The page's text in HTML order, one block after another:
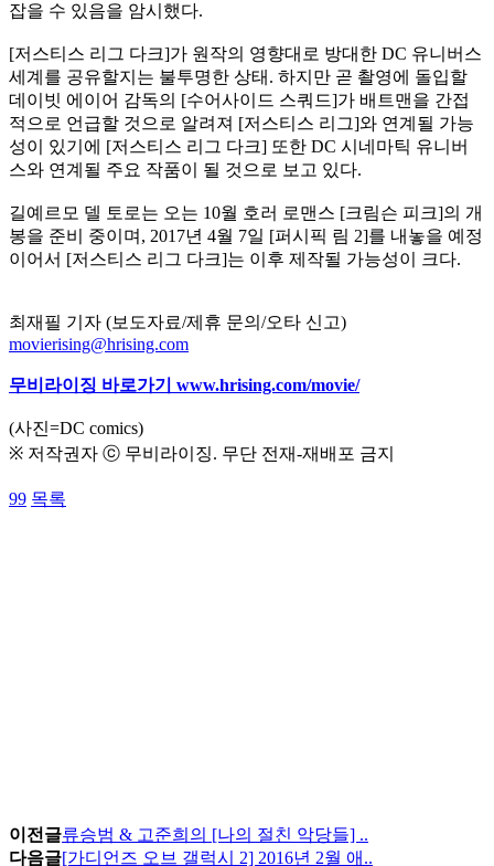
잡을 수 있음을 암시했다.
[저스티스 리그 다크]가 원작의 영향대로 방대한 DC 유니버스
세계를 공유할지는 불투명한 상태. 하지만 곧 촬영에 돌입할
데이빗 에이어 감독의 [수어사이드 스쿼드]가 배트맨을 간접
적으로 언급할 것으로 알려져 [저스티스 리그]와 연계될 가능
성이 있기에 [저스티스 리그 다크] 또한 DC 시네마틱 유니버
스와 연계될 주요 작품이 될 것으로 보고 있다.
길예르모 델 토로는 오는 10월 호러 로맨스 [크림슨 피크]의 개
봉을 준비 중이며, 2017년 4월 7일 [퍼시픽 림 2]를 내놓을 예정
이어서 [저스티스 리그 다크]는 이후 제작될 가능성이 크다.
최재필 기자 (보도자료/제휴 문의/오타 신고)
movierising@hrising.com
무비라이징 바로가기 www.hrising.com/movie/
(사진=DC comics)
※ 저작권자 ⓒ 무비라이징. 무단 전재-재배포 금지
99 목록
이전글류승범 & 고준희의 [나의 절친 악당들] ..
다음글[가디언즈 오브 갤럭시 2] 2016년 2월 애..